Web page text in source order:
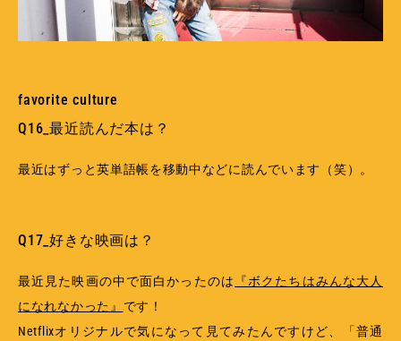
favorite culture
Q16_最近読んだ本は？
最近はずっと英単語帳を移動中などに読んでいます（笑）。
Q17_好きな映画は？
最近見た映画の中で面白かったのは
『ボクたちはみんな大人
になれなかった』 です！
Netflixオリジナルで気になって見てみたんですけど、「普通